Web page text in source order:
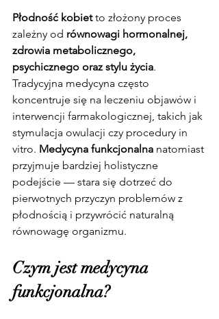
Płodność kobiet to złożony proces
zależny od równowagi hormonalnej,
zdrowia metabolicznego,
psychicznego oraz stylu życia.
Tradycyjna medycyna często
koncentruje się na leczeniu objawów i
interwencji farmakologicznej, takich jak
stymulacja owulacji czy procedury in
vitro. Medycyna funkcjonalna natomiast
przyjmuje bardziej holistyczne
podejście — stara się dotrzeć do
pierwotnych przyczyn problemów z
płodnością i przywrócić naturalną
równowagę organizmu.
Czym jest medycyna
funkcjonalna?